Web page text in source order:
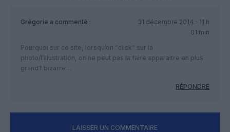
Grégorie a commenté :
31 décembre 2014 - 11 h
01 min
Pourquoi sur ce site, lorsqu’on “click” sur la
photo/l’illustration, on ne peut pas la faire apparaitre en plus
grand? bizarre…
RÉPONDRE
LAISSER UN COMMENTAIRE